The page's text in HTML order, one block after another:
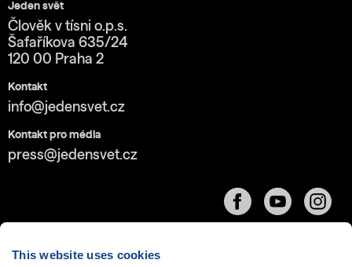
This website uses cookies
Jeden svět
Člověk v tísni o.p.s.
Šafaříkova 635/24
120 00 Praha 2
Kontakt
info@jedensvet.cz
Kontakt pro média
press@jedensvet.cz